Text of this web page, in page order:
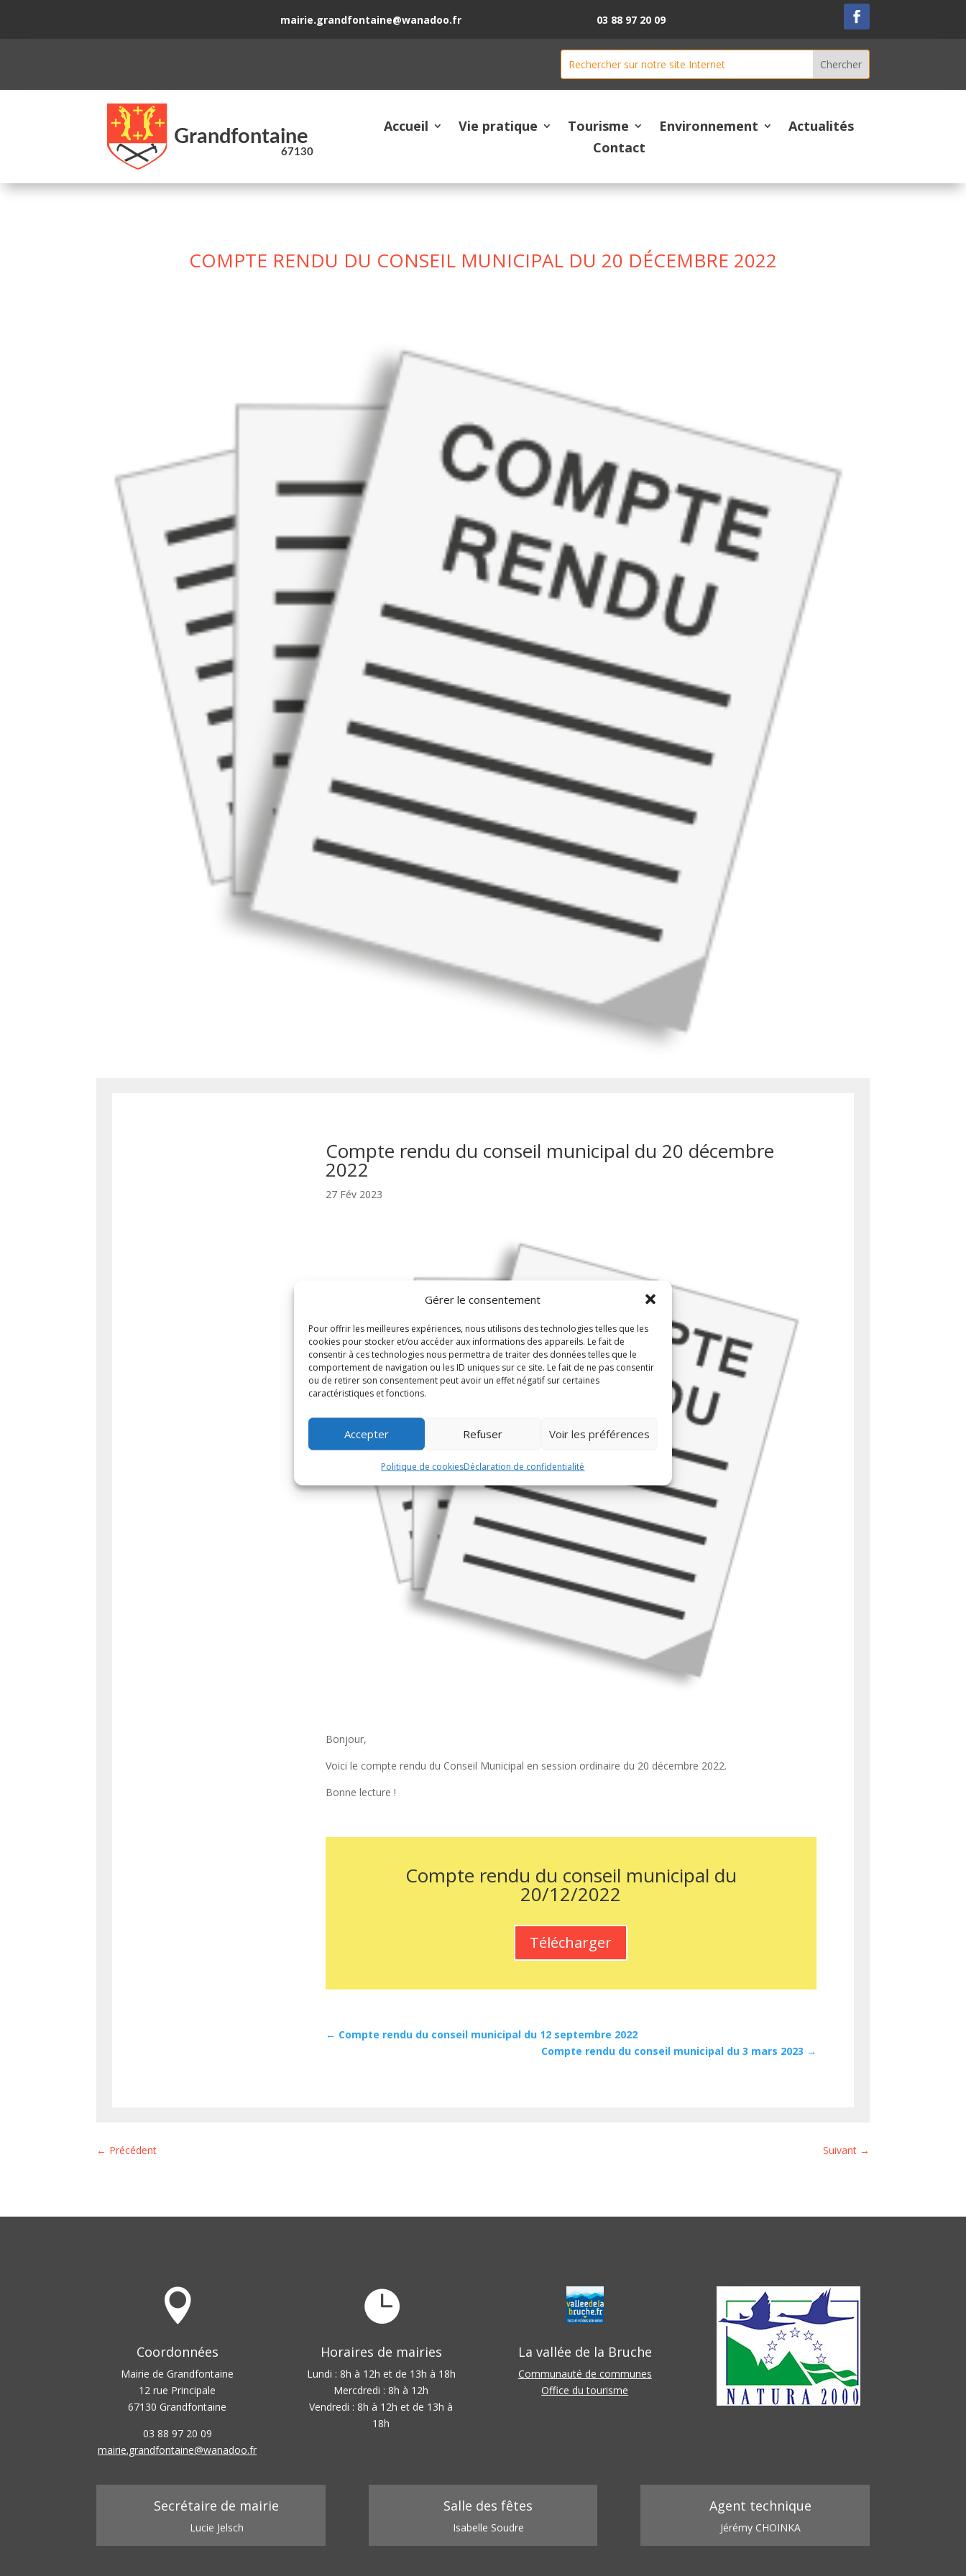
Gérer le consentement
Pour offrir les meilleures expériences, nous utilisons des technologies telles que les
cookies pour stocker et/ou accéder aux informations des appareils. Le fait de
consentir à ces technologies nous permettra de traiter des données telles que le
comportement de navigation ou les ID uniques sur ce site. Le fait de ne pas consentir
ou de retirer son consentement peut avoir un effet négatif sur certaines
caractéristiques et fonctions.
Accepter Refuser Voir les préférences
Politique de cookiesDéclaration de confidentialité
mairie.grandfontaine@wanadoo.fr 03 88 97 20 09
Accueil Vie pratique Tourisme Environnement
Actualités
Contact
COMPTE RENDU DU CONSEIL MUNICIPAL DU 20 DÉCEMBRE 2022
Compte rendu du conseil municipal du 20 décembre
2022
27 Fév 2023
Bonjour,
Voici le compte rendu du Conseil Municipal en session ordinaire du 20 décembre 2022.
Bonne lecture !
Compte rendu du conseil municipal du
20/12/2022
Télécharger
← Compte rendu du conseil municipal du 12 septembre 2022
Compte rendu du conseil municipal du 3 mars 2023 →
← Précédent Suivant→

Coordonnées
Mairie de Grandfontaine
12 rue Principale
67130 Grandfontaine
03 88 97 20 09
mairie.grandfontaine@wanadoo.fr

Horaires de mairies
Lundi : 8h à 12h et de 13h à 18h
Mercdredi : 8h à 12h
Vendredi : 8h à 12h et de 13h à
18h
La vallée de la Bruche
Communauté de communes
Office du tourisme
Secrétaire de mairie
Lucie Jelsch
Salle des fêtes
Isabelle Soudre
Agent technique
Jérémy CHOINKA